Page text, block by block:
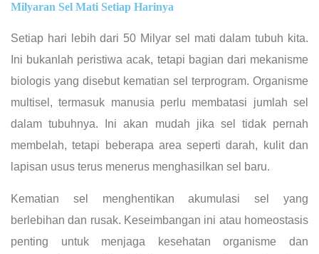
Milyaran Sel Mati Setiap Harinya
Setiap hari lebih dari 50 Milyar sel mati dalam tubuh kita.
Ini bukanlah peristiwa acak, tetapi bagian dari mekanisme
biologis yang disebut kematian sel terprogram. Organisme
multisel, termasuk manusia perlu membatasi jumlah sel
dalam tubuhnya. Ini akan mudah jika sel tidak pernah
membelah, tetapi beberapa area seperti darah, kulit dan
lapisan usus terus menerus menghasilkan sel baru.
Kematian sel menghentikan akumulasi sel yang
berlebihan dan rusak. Keseimbangan ini atau homeostasis
penting untuk menjaga kesehatan organisme dan